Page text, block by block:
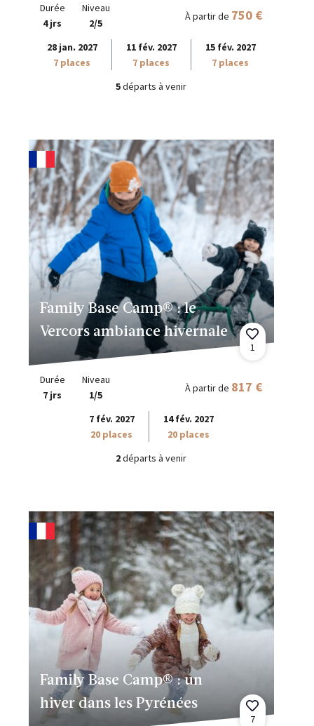
Durée
4 jrs
Niveau
2/5
À partir de 750 €
28 jan. 2027
7 places
11 fév. 2027
7 places
15 fév. 2027
7 places
5départs à venir
Family Base Camp® : le
Vercors ambiance hivernale
1
Durée
7 jrs
Niveau
1/5
À partir de 817 €
7 fév. 2027
20 places
14 fév. 2027
20 places
2départs à venir
Family Base Camp® : un
hiver dans les Pyrénées
7